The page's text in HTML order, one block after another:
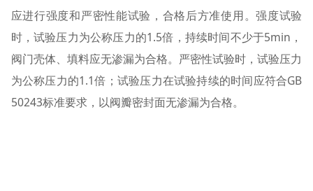
应进行强度和严密性能试验，合格后方准使用。强度试验
时，试验压力为公称压力的1.5倍，持续时间不少于5min，
阀门壳体、填料应无渗漏为合格。严密性试验时，试验压力
为公称压力的1.1倍；试验压力在试验持续的时间应符合GB
50243标准要求，以阀瓣密封面无渗漏为合格。